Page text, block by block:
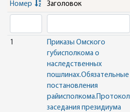
Номер Заголовок
1
Приказы Омского
губисполкома о
наследственных
пошлинах.Обязательные
постановления
райисполкома.Протокол
заседания президиума